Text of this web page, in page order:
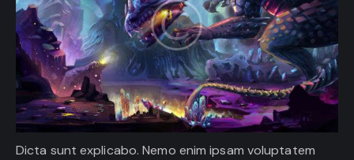
Dicta sunt explicabo. Nemo enim ipsam voluptatem